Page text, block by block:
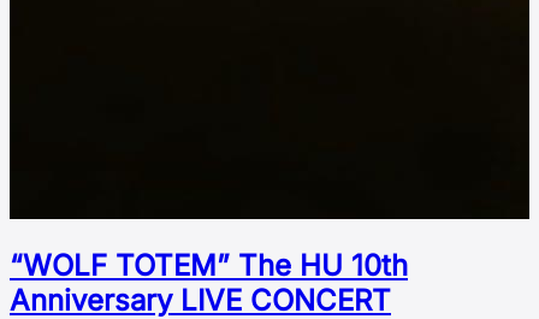
“WOLF TOTEM” The HU 10th
Аnniversary LIVE CONCERT